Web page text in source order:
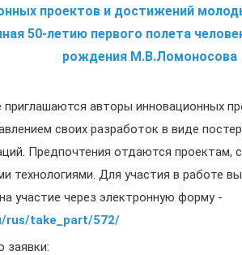
проектов и достижений
50-летию первого полета
рождения М.В.Ломоносова
авторы инновационных
своих разработок в виде
Предпочтения отдаются проектам,
технологиями. Для участия в работе
участие через электронную форму -
rus/take_part/572/
заявки: